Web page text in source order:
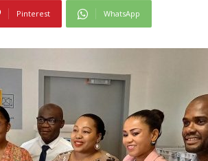
Pinterest WhatsApp